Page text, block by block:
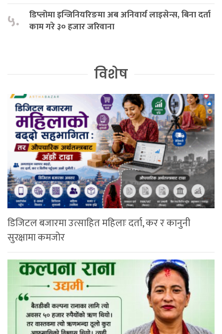
५.
डिप्लोमा इन्जिनियरिङमा अब अनिवार्य लाइसेन्स, बिना दर्ता
काम गरे ३० हजार जरिवाना
विशेष
डिजिटल बजारमा उत्साहित महिलाः दर्ता, कर र कानुनी
सुरक्षामा कमजोर